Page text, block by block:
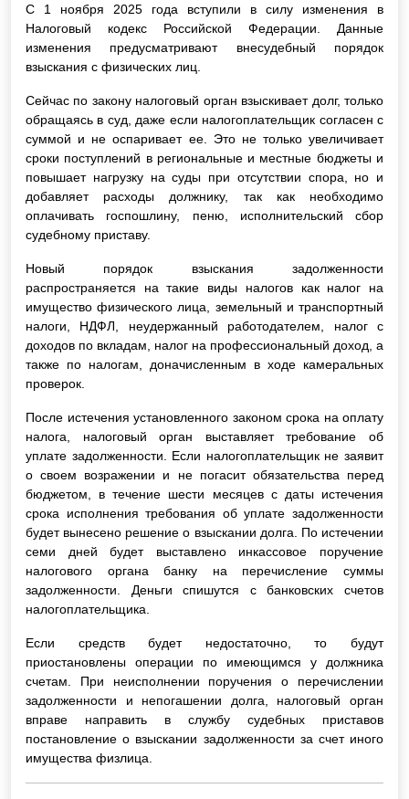
С 1 ноября 2025 года вступили в силу изменения в
Налоговый кодекс Российской Федерации. Данные
изменения предусматривают внесудебный порядок
взыскания с физических лиц.
Сейчас по закону налоговый орган взыскивает долг, только
обращаясь в суд, даже если налогоплательщик согласен с
суммой и не оспаривает ее. Это не только увеличивает
сроки поступлений в региональные и местные бюджеты и
повышает нагрузку на суды при отсутствии спора, но и
добавляет расходы должнику, так как необходимо
оплачивать госпошлину, пеню, исполнительский сбор
судебному приставу.
Новый порядок взыскания задолженности
распространяется на такие виды налогов как налог на
имущество физического лица, земельный и транспортный
налоги, НДФЛ, неудержанный работодателем, налог с
доходов по вкладам, налог на профессиональный доход, а
также по налогам, доначисленным в ходе камеральных
проверок.
После истечения установленного законом срока на оплату
налога, налоговый орган выставляет требование об
уплате задолженности. Если налогоплательщик не заявит
о своем возражении и не погасит обязательства перед
бюджетом, в течение шести месяцев с даты истечения
срока исполнения требования об уплате задолженности
будет вынесено решение о взыскании долга. По истечении
семи дней будет выставлено инкассовое поручение
налогового органа банку на перечисление суммы
задолженности. Деньги спишутся с банковских счетов
налогоплательщика.
Если средств будет недостаточно, то будут
приостановлены операции по имеющимся у должника
счетам. При неисполнении поручения о перечислении
задолженности и непогашении долга, налоговый орган
вправе направить в службу судебных приставов
постановление о взыскании задолженности за счет иного
имущества физлица.